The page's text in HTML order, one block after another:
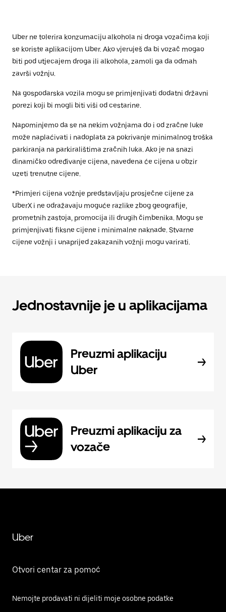
Uber ne tolerira konzumaciju alkohola ni droga vozačima koji
se koriste aplikacijom Uber. Ako vjeruješ da bi vozač mogao
biti pod utjecajem droga ili alkohola, zamoli ga da odmah
završi vožnju.
Na gospodarska vozila mogu se primjenjivati dodatni državni
porezi koji bi mogli biti viši od cestarine.
Napominjemo da se na nekim vožnjama do i od zračne luke
može naplaćivati i nadoplata za pokrivanje minimalnog troška
parkiranja na parkiralištima zračnih luka. Ako je na snazi
dinamičko određivanje cijena, navedena će cijena u obzir
uzeti trenutne cijene.
*Primjeri cijena vožnje predstavljaju prosječne cijene za
UberX i ne odražavaju moguće razlike zbog geografije,
prometnih zastoja, promocija ili drugih čimbenika. Mogu se
primjenjivati fiksne cijene i minimalne naknade. Stvarne
cijene vožnji i unaprijed zakazanih vožnji mogu varirati.
Jednostavnije je u aplikacijama
Preuzmi aplikaciju
Uber
Preuzmi aplikaciju za
vozače
Uber
Otvori centar za pomoć
Nemojte prodavati ni dijeliti moje osobne podatke